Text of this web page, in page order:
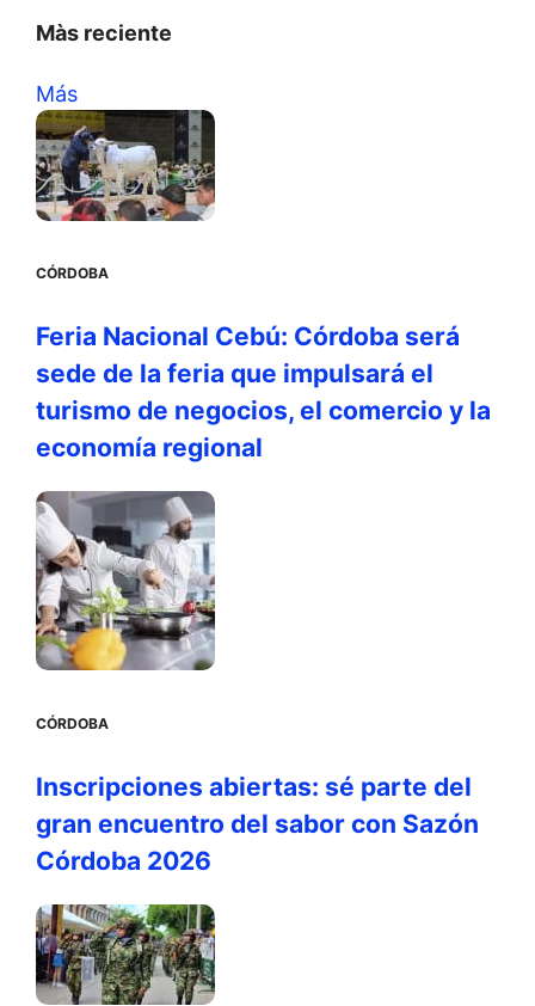
Màs reciente
Más
CÓRDOBA
Feria Nacional Cebú: Córdoba será
sede de la feria que impulsará el
turismo de negocios, el comercio y la
economía regional
CÓRDOBA
Inscripciones abiertas: sé parte del
gran encuentro del sabor con Sazón
Córdoba 2026